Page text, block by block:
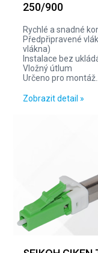
250/900
Rychlé a snadné
Předpřipravené
vlákna)
Instalace bez
Vložný útlum
Určeno pro
Zobrazit detail »